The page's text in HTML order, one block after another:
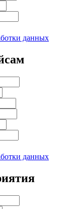
данных
данных